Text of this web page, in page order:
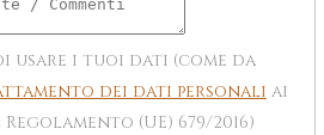
usare i tuoi dati (come da
dei dati personali ai
(UE) 679/2016)